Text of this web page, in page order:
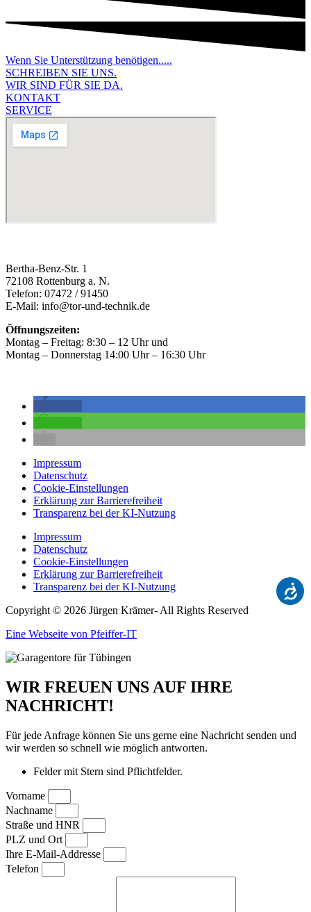
Wenn Sie Unterstützung benötigen.....
SCHREIBEN SIE UNS.
WIR SIND FÜR SIE DA.
KONTAKT
SERVICE
Bertha-Benz-Str. 1
72108 Rottenburg a. N.
Telefon: 07472 / 91450
E-Mail: info@tor-und-technik.de
Öffnungszeiten:
Montag – Freitag: 8:30 – 12 Uhr und
Montag – Donnerstag 14:00 Uhr – 16:30 Uhr
Impressum
Datenschutz
Cookie-Einstellungen
Erklärung zur Barrierefreiheit
Transparenz bei der KI-Nutzung
Impressum
Datenschutz
Cookie-Einstellungen
Erklärung zur Barrierefreiheit
Transparenz bei der KI-Nutzung
Copyright © 2026 Jürgen Krämer- All Rights Reserved
Eine Webseite von Pfeiffer-IT
WIR FREUEN UNS AUF IHRE
NACHRICHT!
Für jede Anfrage können Sie uns gerne eine Nachricht senden und
wir werden so schnell wie möglich antworten.
Felder mit Stern sind Pflichtfelder.
Vorname
Nachname
Straße und HNR
PLZ und Ort
Ihre E-Mail-Addresse
Telefon